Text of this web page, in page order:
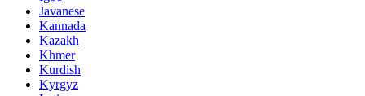
Javanese
Kannada
Kazakh
Khmer
Kurdish
Kyrgyz